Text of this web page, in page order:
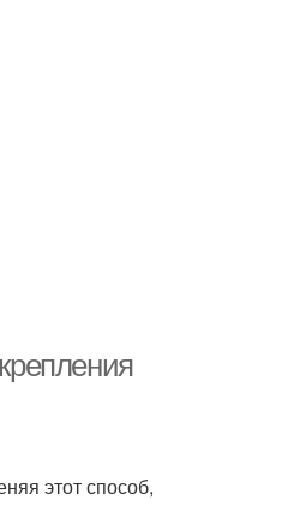
этот способ,